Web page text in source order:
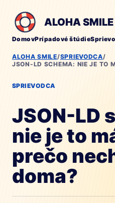
ALOHA SMILE
DomovPrípadové štúdie
ALOHA SMILE/SPRIEVODCA/
SPRIEVODCA
JSON-LD
nie je to
prečo
doma?